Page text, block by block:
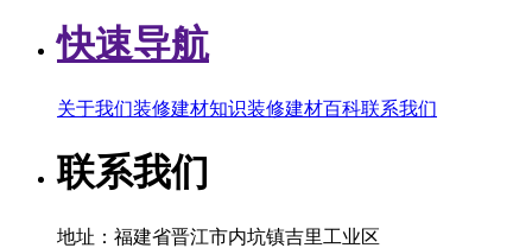
快速导航
关于我们装修建材知识装修建材百科联系我们
联系我们
地址：福建省晋江市内坑镇吉里工业区